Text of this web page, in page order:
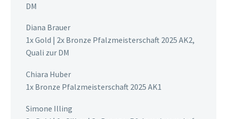
DM
Diana Brauer
1x Gold | 2x Bronze Pfalzmeisterschaft 2025 AK2,
Quali zur DM
Chiara Huber
1x Bronze Pfalzmeisterschaft 2025 AK1
Simone Illing